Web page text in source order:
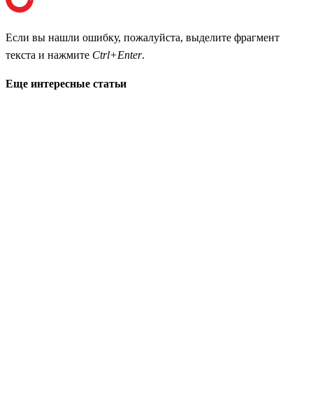
Если вы нашли ошибку, пожалуйста, выделите фрагмент
текста и нажмите Ctrl+Enter.
Еще интересные статьи